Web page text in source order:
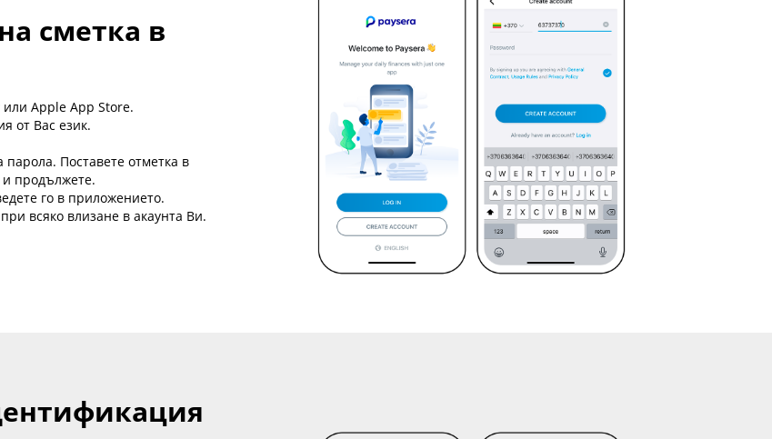
сметка в
или Apple App Store.
от Вас език.
Поставете отметка в
и продължете.
го в приложението.
всяко влизане в акаунта Ви.